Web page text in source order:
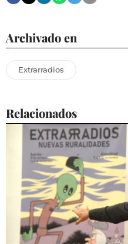
Archivado en
Extrarradios
Relacionados